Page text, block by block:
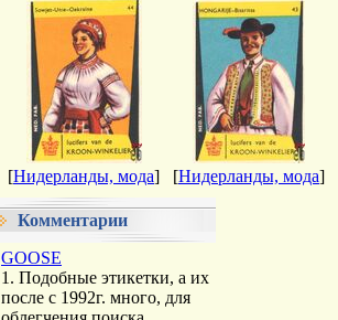
[Нидерланды, мода] [Нидерланды, мода]
Комментарии
GOOSE
1. Подобные этикетки, а их
после с 1992г. много, для